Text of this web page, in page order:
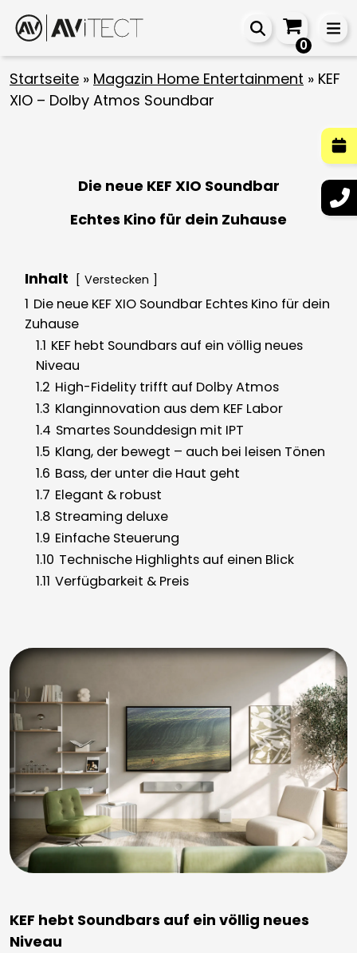
0
Startseite » Magazin Home Entertainment » KEF
XIO – Dolby Atmos Soundbar
Die neue KEF XIO Soundbar
Echtes Kino für dein Zuhause
Inhalt Verstecken
1 Die neue KEF XIO Soundbar Echtes Kino für dein
Zuhause
1.1 KEF hebt Soundbars auf ein völlig neues
Niveau
1.2 High-Fidelity trifft auf Dolby Atmos
1.3 Klanginnovation aus dem KEF Labor
1.4 Smartes Sounddesign mit IPT
1.5 Klang, der bewegt – auch bei leisen Tönen
1.6 Bass, der unter die Haut geht
1.7 Elegant & robust
1.8 Streaming deluxe
1.9 Einfache Steuerung
1.10 Technische Highlights auf einen Blick
1.11 Verfügbarkeit & Preis
KEF hebt Soundbars auf ein völlig neues
Niveau